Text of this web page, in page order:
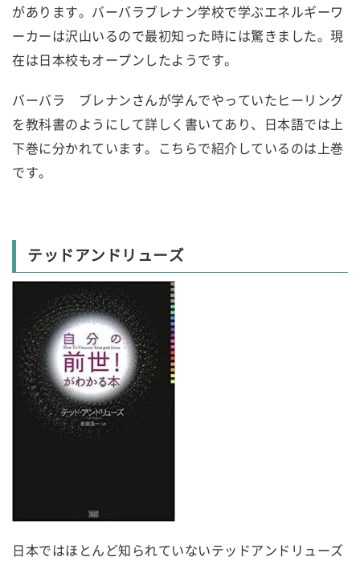
があります。バーバラブレナン学校で学ぶエネルギーワ
ーカーは沢山いるので最初知った時には驚きました。現
在は日本校もオープンしたようです。
バーバラ ブレナンさんが学んでやっていたヒーリング
を教科書のようにして詳しく書いてあり、日本語では上
下巻に分かれています。こちらで紹介しているのは上巻
です。
テッドアンドリューズ
日本ではほとんど知られていないテッドアンドリューズ